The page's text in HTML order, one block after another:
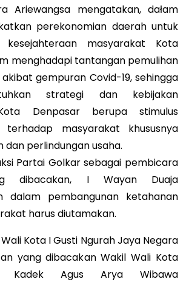
Ariewangsa mengatakan, dałam
perekonomian daerah untuk
kesejahteraan masyarakat Kota
menghadapi tantangan pemulihan
gempuran Covid-19, sehingga
strategi dan kebijakan
Denpasar berupa stimulus
terhadap masyarakat khususnya
perlindungan usaha.
Partai Golkar sebagai pembicara
dibacakan, I Wayan Duaja
dalam pembangunan ketahanan
harus diutamakan.
Kota I Gusti Ngurah Jaya Negara
yang dibacakan Wakil Wali Kota
Kadek Agus Arya Wibawa